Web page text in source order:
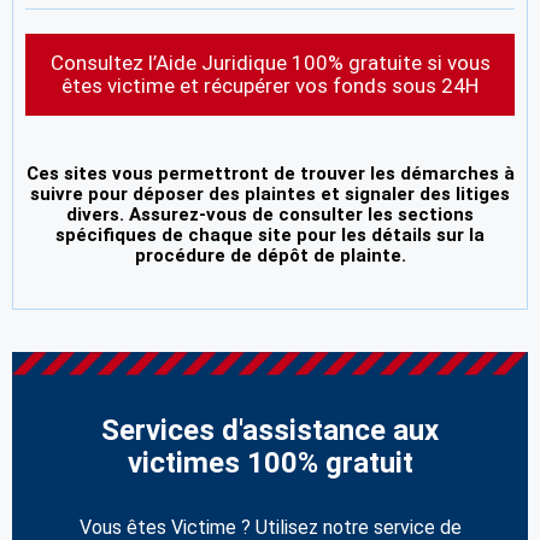
Consultez l’Aide Juridique 100% gratuite si vous
êtes victime et récupérer vos fonds sous 24H
Ces sites vous permettront de trouver les démarches à
suivre pour déposer des plaintes et signaler des litiges
divers. Assurez-vous de consulter les sections
spécifiques de chaque site pour les détails sur la
procédure de dépôt de plainte.
Services d'assistance aux
victimes 100% gratuit
Vous êtes Victime ? Utilisez notre service de